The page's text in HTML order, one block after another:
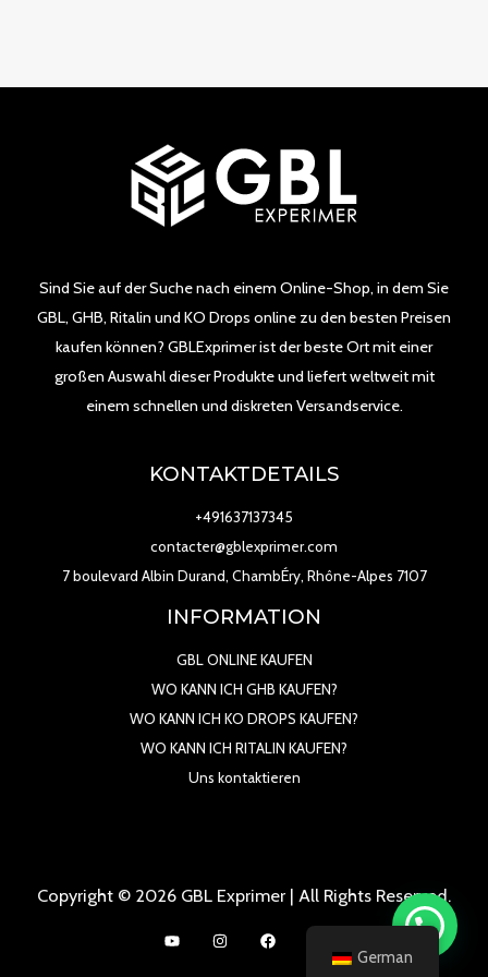
Sind Sie auf der Suche nach einem Online-Shop, in dem Sie
GBL, GHB, Ritalin und KO Drops online zu den besten Preisen
kaufen können? GBLExprimer ist der beste Ort mit einer
großen Auswahl dieser Produkte und liefert weltweit mit
einem schnellen und diskreten Versandservice.
KONTAKTDETAILS
+491637137345
contacter@gblexprimer.com
7 boulevard Albin Durand, ChambÉry, Rhône-Alpes 7107
INFORMATION
GBL ONLINE KAUFEN
WO KANN ICH GHB KAUFEN?
WO KANN ICH KO DROPS KAUFEN?
WO KANN ICH RITALIN KAUFEN?
Uns kontaktieren
Copyright © 2026 GBL Exprimer | All Rights Reserved.
German